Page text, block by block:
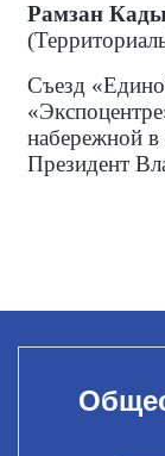
Рамзан
Съезд
набережной
Президент